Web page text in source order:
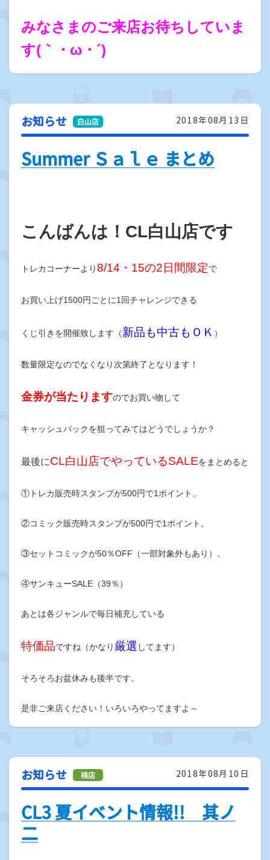
みなさまのご来店お待ちしていま
す(｀・ω・´)
2018年08月13日
お知らせ
Summer Ｓａｌｅ まとめ
こんばんは！CL白山店です
トレカコーナーより8/14・15の2日間限定で
お買い上げ1500円ごとに1回チャレンジできる
くじ引きを開催致します（新品も中古もＯＫ ）
数量限定なのでなくなり次第終了となります！
金券が当たりますのでお買い物して
キャッシュバックを狙ってみてはどうでしょうか？
最後にCL白山店でやっているSALEをまとめると
①トレカ販売時スタンプが500円で1ポイント。
②コミック販売時スタンプが500円で1ポイント。
③セットコミックが50％OFF（一部対象外もあり）。
④サンキューSALE（39％）
あとは各ジャンルで毎日補充している
特価品ですね（かなり 厳選 してます）
そろそろお盆休みも後半です。
是非ご来店ください！いろいろやってますよ～
2018年08月10日
お知らせ
CL3 夏イベント情報!! 其ノ
二